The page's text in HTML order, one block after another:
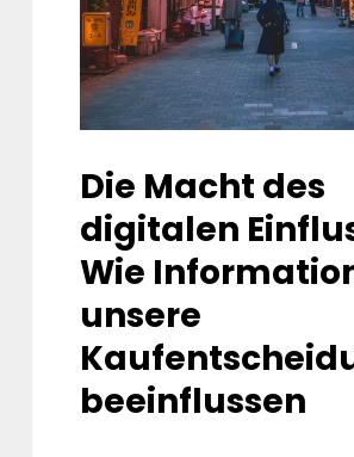
Die Macht des
digitalen
Wie
unsere
beeinflussen